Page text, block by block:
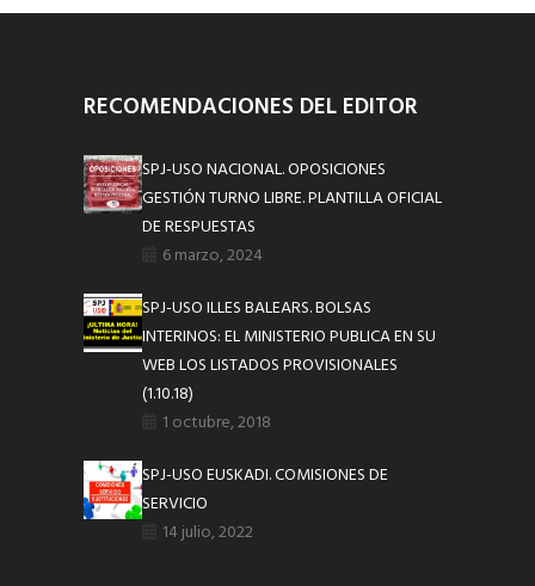
RECOMENDACIONES DEL EDITOR
SPJ-USO NACIONAL. OPOSICIONES
GESTIÓN TURNO LIBRE. PLANTILLA OFICIAL
DE RESPUESTAS
6 marzo, 2024
SPJ-USO ILLES BALEARS. BOLSAS
INTERINOS: EL MINISTERIO PUBLICA EN SU
WEB LOS LISTADOS PROVISIONALES
(1.10.18)
1 octubre, 2018
SPJ-USO EUSKADI. COMISIONES DE
SERVICIO
14 julio, 2022